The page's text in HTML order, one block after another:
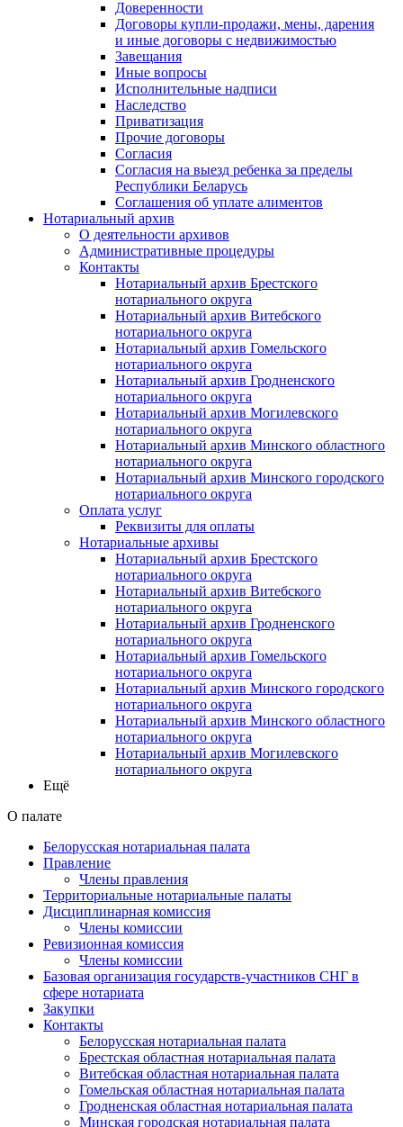
Доверенности
Договоры купли-продажи, мены, дарения
и иные договоры с недвижимостью
Завещания
Иные вопросы
Исполнительные надписи
Наследство
Приватизация
Прочие договоры
Согласия
Согласия на выезд ребенка за пределы
Республики Беларусь
Соглашения об уплате алиментов
Нотариальный архив
О деятельности архивов
Административные процедуры
Контакты
Нотариальный архив Брестского
нотариального округа
Нотариальный архив Витебского
нотариального округа
Нотариальный архив Гомельского
нотариального округа
Нотариальный архив Гродненского
нотариального округа
Нотариальный архив Могилевского
нотариального округа
Нотариальный архив Минского областного
нотариального округа
Нотариальный архив Минского городского
нотариального округа
Оплата услуг
Реквизиты для оплаты
Нотариальные архивы
Нотариальный архив Брестского
нотариального округа
Нотариальный архив Витебского
нотариального округа
Нотариальный архив Гродненского
нотариального округа
Нотариальный архив Гомельского
нотариального округа
Нотариальный архив Минского городского
нотариального округа
Нотариальный архив Минского областного
нотариального округа
Нотариальный архив Могилевского
нотариального округа
Ещё
О палате
Белорусская нотариальная палата
Правление
Члены правления
Территориальные нотариальные палаты
Дисциплинарная комиссия
Члены комиссии
Ревизионная комиссия
Члены комиссии
Базовая организация государств-участников СНГ в
сфере нотариата
Закупки
Контакты
Белорусская нотариальная палата
Брестская областная нотариальная палата
Витебская областная нотариальная палата
Гомельская областная нотариальная палата
Гродненская областная нотариальная палата
Минская городская нотариальная палата